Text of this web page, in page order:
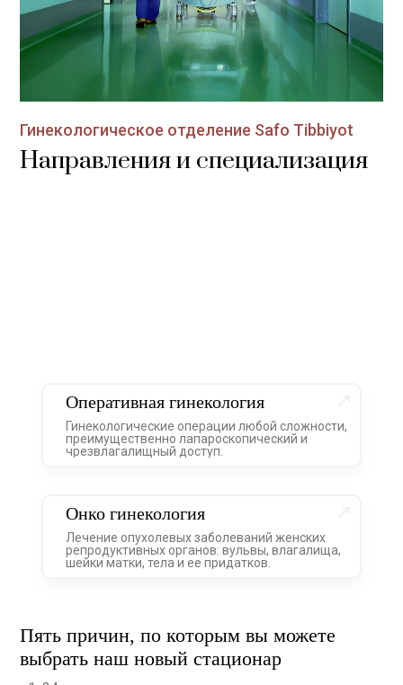
Гинекологическое отделение Safo Tibbiyot
Направления и специализация
Оперативная гинекология
Гинекологические операции любой сложности,
преимущественно лапароскопический и
чрезвлагалищный доступ.
Онко гинекология
Лечение опухолевых заболеваний женских
репродуктивных органов: вульвы, влагалища,
шейки матки, тела и ее придатков.
Пять причин, по которым вы можете
выбрать наш новый стационар